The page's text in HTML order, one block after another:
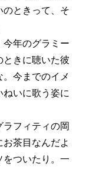
のときって、そ
年のグラミー
ときに聴いた彼
今までのイメ
いに歌う姿に
フィティの岡
茶目なんだよ
をついたり。一